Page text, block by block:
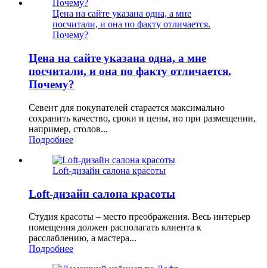
Цена на сайте указана одна, а мне
посчитали, и она по факту отличается.
Почему?
Цена на сайте указана одна, а мне
посчитали, и она по факту отличается.
Почему?
Севент для покупателей старается максимально
сохранить качество, сроки и цены, но при размещении,
например, столов...
Подробнее
Loft-дизайн салона красоты
Loft-дизайн салона красоты
Студия красоты – место преображения. Весь интерьер
помещения должен располагать клиента к
расслаблению, а мастера...
Подробнее